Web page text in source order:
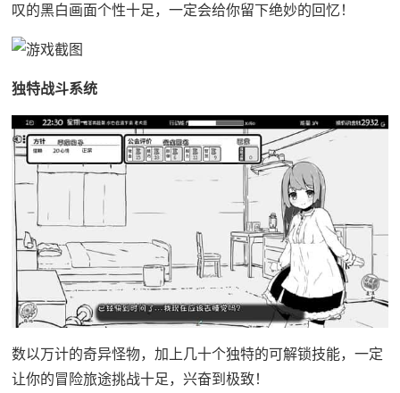
叹的黑白画面个性十足，一定会给你留下绝妙的回忆！
独特战斗系统
数以万计的奇异怪物，加上几十个独特的可解锁技能，一定
让你的冒险旅途挑战十足，兴奋到极致！